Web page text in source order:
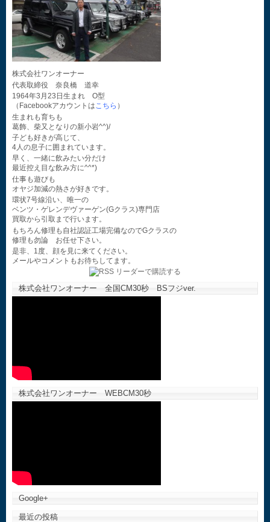
株式会社ワンオーナー
代表取締役 奈良橋 道幸
1964年3月23日生まれ O型
（Facebookアカウントはこちら ）
生まれも育ちも
葛飾、柴又となりの新小岩^^)/
子ども好きが高じて、
4人の息子に囲まれています。
早く、一緒に飲みたい分だけ
最近控え目な飲み方に^^*)
仕事も遊びも
オヤジ加減の熱さが好きです。
環状7号線沿い、唯一の
ベンツ・ゲレンデヴァーゲン(Gクラス)専門店
買取から引取まで行います。
もちろん修理も自社認証工場完備なのでGクラスの
修理も勿論 お任せ下さい。
是非、1度、顔を見に来てください。
メールやコメントもお待ちしてます。
株式会社ワンオーナー 全国CM30秒 BSフジver.
株式会社ワンオーナー WEBCM30秒
Google+
最近の投稿